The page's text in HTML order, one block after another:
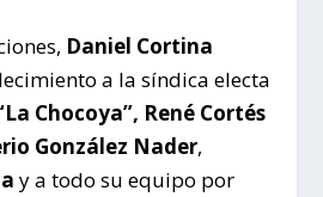
Daniel Cortina
a la síndica electa
Chocoya”, René Cortés
González Nader,
y a todo su equipo por